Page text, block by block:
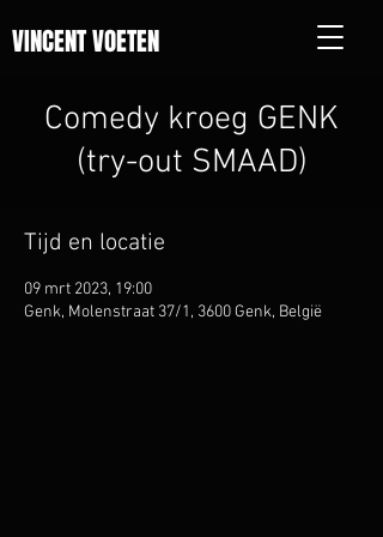
VINCENT VOETEN
Comedy kroeg GENK
(try-out SMAAD)
Tijd en locatie
09 mrt 2023, 19:00
Genk, Molenstraat 37/1, 3600 Genk, België